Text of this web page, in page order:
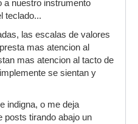
a nuestro instrumento
teclado...
las escalas de valores
mas atencion al
mas atencion al tacto de
se sientan y
indigna, o me deja
posts tirando abajo un